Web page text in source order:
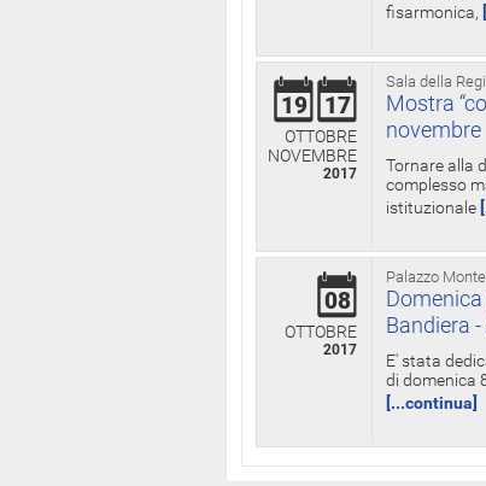
fisarmonica,
Sala della
19 17
OTTOBRE
NOVEMBRE
2017
Mostra
novembre
Tornare alla
complesso
istituzionale
Palazzo
08
OTTOBRE
2017
Bandiera
E' stata
di domenica
[...continua]